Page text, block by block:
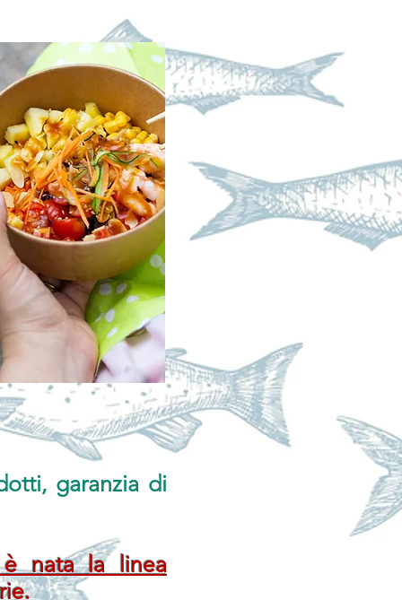
garanzia di
è nata la linea